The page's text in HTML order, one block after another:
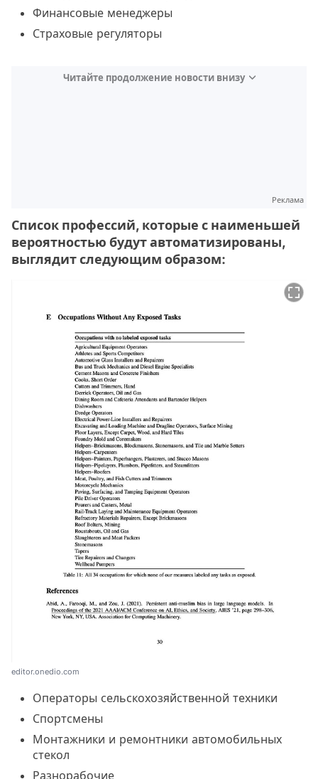
Финансовые менеджеры
Страховые регуляторы
Читайте продолжение новости внизу
Реклама
Список профессий, которые с наименьшей
вероятностью будут автоматизированы,
выглядит следующим образом:
editor.onedio.com
Операторы сельскохозяйственной техники
Спортсмены
Монтажники и ремонтники автомобильных
стекол
Разнорабочие